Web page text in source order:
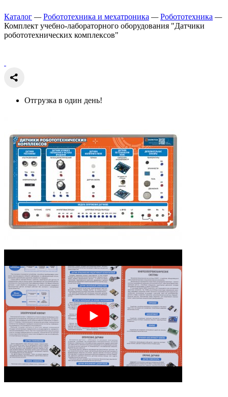
Каталог —Робототехника и мехатроника —Робототехника —
Комплект учебно-лабораторного оборудования "Датчики
робототехнических комплексов"
Отгрузка в один день!